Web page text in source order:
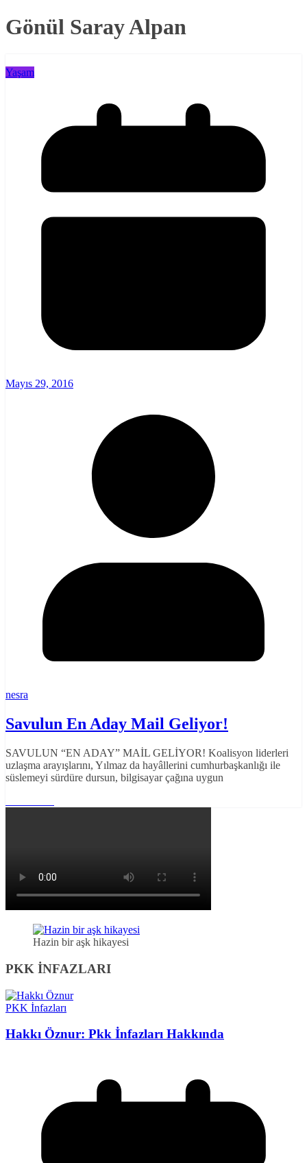
Gönül Saray Alpan
Yaşam
Mayıs 29, 2016
nesra
Savulun En Aday Mail Geliyor!
SAVULUN “EN ADAY” MAİL GELİYOR! Koalisyon liderleri
uzlaşma arayışlarını, Yılmaz da hayâllerini cumhurbaşkanlığı ile
süslemeyi sürdüre dursun, bilgisayar çağına uygun
Hazin bir aşk hikayesi
PKK İNFAZLARI
PKK İnfazları
Hakkı Öznur: Pkk İnfazları Hakkında